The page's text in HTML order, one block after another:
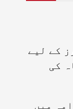
کے لیے
کی
میں